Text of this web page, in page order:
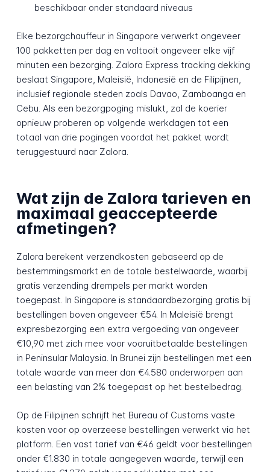
beschikbaar onder standaard niveaus
Elke bezorgchauffeur in Singapore verwerkt ongeveer
100 pakketten per dag en voltooit ongeveer elke vijf
minuten een bezorging. Zalora Express tracking dekking
beslaat Singapore, Maleisië, Indonesië en de Filipijnen,
inclusief regionale steden zoals Davao, Zamboanga en
Cebu. Als een bezorgpoging mislukt, zal de koerier
opnieuw proberen op volgende werkdagen tot een
totaal van drie pogingen voordat het pakket wordt
teruggestuurd naar Zalora.
Wat zijn de Zalora tarieven en
maximaal geaccepteerde
afmetingen?
Zalora berekent verzendkosten gebaseerd op de
bestemmingsmarkt en de totale bestelwaarde, waarbij
gratis verzending drempels per markt worden
toegepast. In Singapore is standaardbezorging gratis bij
bestellingen boven ongeveer €54. In Maleisië brengt
expresbezorging een extra vergoeding van ongeveer
€10,90 met zich mee voor vooruitbetaalde bestellingen
in Peninsular Malaysia. In Brunei zijn bestellingen met een
totale waarde van meer dan €4.580 onderworpen aan
een belasting van 2% toegepast op het bestelbedrag.
Op de Filipijnen schrijft het Bureau of Customs vaste
kosten voor op overzeese bestellingen verwerkt via het
platform. Een vast tarief van €46 geldt voor bestellingen
onder €1.830 in totale aangegeven waarde, terwijl een